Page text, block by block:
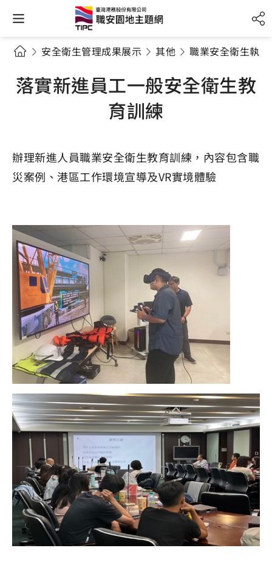
安全衛生管理成果展示 其他 職業安全衛生執
落實新進員工一般安全衛生教
育訓練
辦理新進人員職業安全衛生教育訓練，內容包含職
災案例、港區工作環境宣導及VR實境體驗